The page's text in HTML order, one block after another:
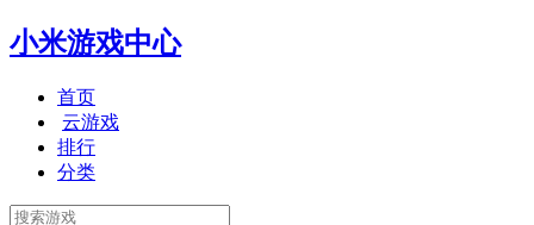
小米游戏中心
首页
云游戏
排行
分类